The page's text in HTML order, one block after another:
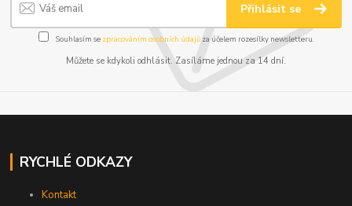
Přihlásit se
Souhlasím se zpracováním osobních údajůza účelem rozesílky newsletteru.
Můžete se kdykoli odhlásit. Zasíláme jednou za 14 dní.
RYCHLÉ ODKAZY
Kontakt